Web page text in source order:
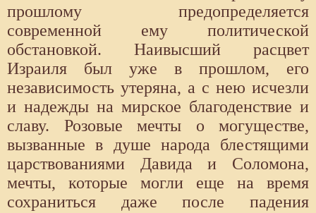
прошлому предопределяется
современной ему политической
обстановкой. Наивысший расцвет
Израиля был уже в прошлом, его
независимость утеряна, а с нею исчезли
и надежды на мирское благоденствие и
славу. Розовые мечты о могуществе,
вызванные в душе народа блестящими
царствованиями Давида и Соломона,
мечты, которые могли еще на время
сохраниться даже после падения